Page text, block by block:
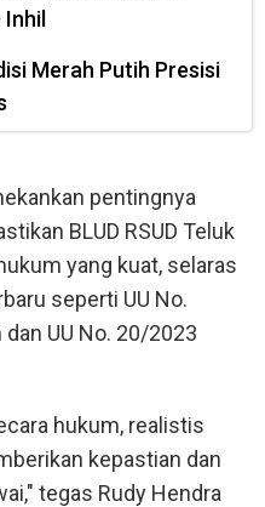
Merah Putih Presisi
pentingnya
BLUD RSUD Teluk
yang kuat, selaras
seperti UU No.
UU No. 20/2023
hukum, realistis
kepastian dan
tegas Rudy Hendra